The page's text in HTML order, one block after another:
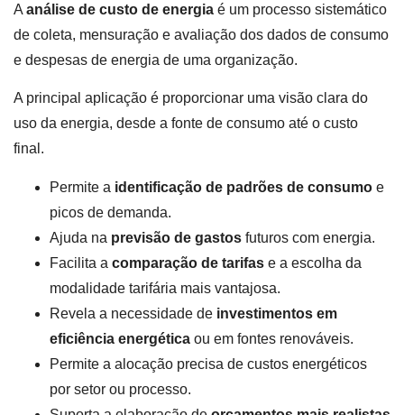
A análise de custo de energia é um processo sistemático
de coleta, mensuração e avaliação dos dados de consumo
e despesas de energia de uma organização.
A principal aplicação é proporcionar uma visão clara do
uso da energia, desde a fonte de consumo até o custo
final.
Permite a identificação de padrões de consumo e
picos de demanda.
Ajuda na previsão de gastos futuros com energia.
Facilita a comparação de tarifas e a escolha da
modalidade tarifária mais vantajosa.
Revela a necessidade de investimentos em
eficiência energética ou em fontes renováveis.
Permite a alocação precisa de custos energéticos
por setor ou processo.